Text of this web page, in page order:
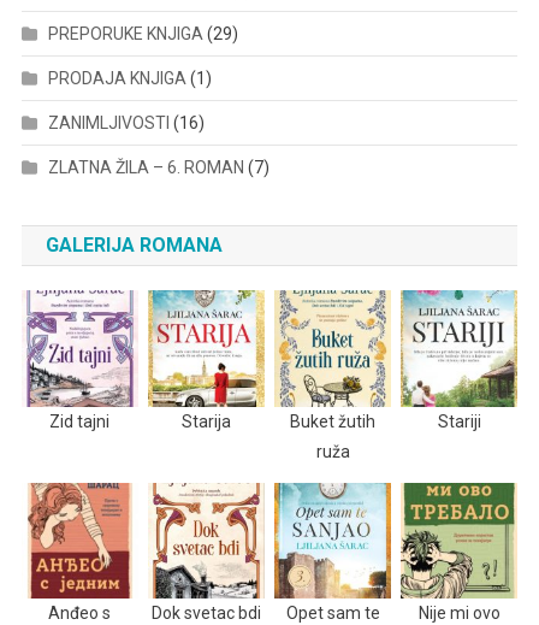
PREPORUKE KNJIGA(29)
PRODAJA KNJIGA(1)
ZANIMLJIVOSTI (16)
ZLATNA ŽILA – 6. ROMAN (7)
GALERIJA ROMANA
Zid tajni Starija
Buket žutih
ruža
Stariji
Anđeo s
Dok svetac bdi
Opet sam te
Nije mi ovo